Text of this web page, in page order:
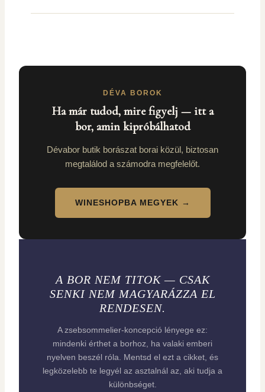
DÉVA BOROK
Ha már tudod, mire figyelj — itt a
bor, amin kipróbálhatod
Dévabor butik borászat borai közül, biztosan
megtalálod a számodra megfelelőt.
WINESHOPBA MEGYEK →
A BOR NEM TITOK — CSAK
SENKI NEM MAGYARÁZZA EL
RENDESEN.
A zsebsommelier-koncepció lényege ez:
mindenki érthet a borhoz, ha valaki emberi
nyelven beszél róla. Mentsd el ezt a cikket, és
legközelebb te legyél az asztalnál az, aki tudja a
különbséget.